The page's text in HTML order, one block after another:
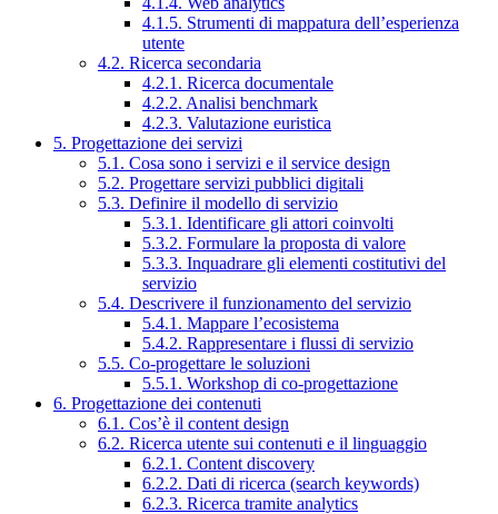
4.1.5. Strumenti di mappatura dell’esperienza
utente
4.2. Ricerca secondaria
4.2.1. Ricerca documentale
4.2.2. Analisi benchmark
4.2.3. Valutazione euristica
5. Progettazione dei servizi
5.1. Cosa sono i servizi e il service design
5.2. Progettare servizi pubblici digitali
5.3. Definire il modello di servizio
5.3.1. Identificare gli attori coinvolti
5.3.2. Formulare la proposta di valore
5.3.3. Inquadrare gli elementi costitutivi del
servizio
5.4. Descrivere il funzionamento del servizio
5.4.1. Mappare l’ecosistema
5.4.2. Rappresentare i flussi di servizio
5.5. Co-progettare le soluzioni
5.5.1. Workshop di co-progettazione
6. Progettazione dei contenuti
6.1. Cos’è il content design
6.2. Ricerca utente sui contenuti e il linguaggio
6.2.1. Content discovery
6.2.2. Dati di ricerca (search keywords)
6.2.3. Ricerca tramite analytics